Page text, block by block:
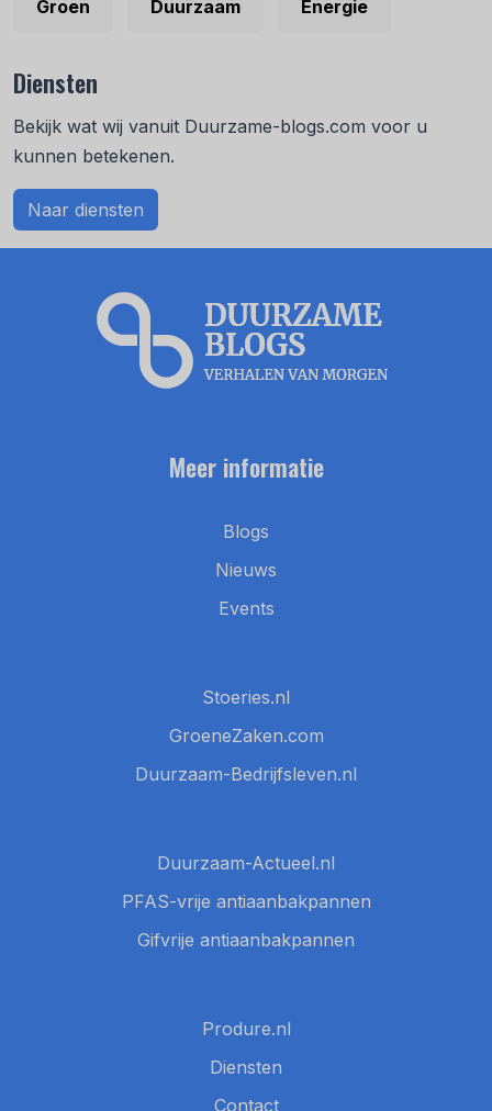
Groen Duurzaam Energie
Diensten
Bekijk wat wij vanuit Duurzame-blogs.com voor u
kunnen betekenen.
Naar diensten
Meer informatie
Blogs
Nieuws
Events
Stoeries.nl
GroeneZaken.com
Duurzaam-Bedrijfsleven.nl
Duurzaam-Actueel.nl
PFAS-vrije antiaanbakpannen
Gifvrije antiaanbakpannen
Produre.nl
Diensten
Contact